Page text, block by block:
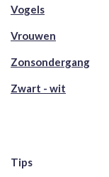
Vogels
Vrouwen
Zonsondergang
Zwart - wit
Tips